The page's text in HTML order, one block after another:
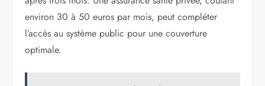
environ 30 à 50 euros par mois, peut compléter
l’accès au système public pour une couverture
optimale.